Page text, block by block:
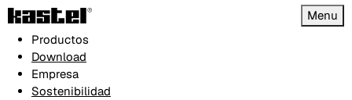
Menu
Productos
Download
Empresa
Sostenibilidad